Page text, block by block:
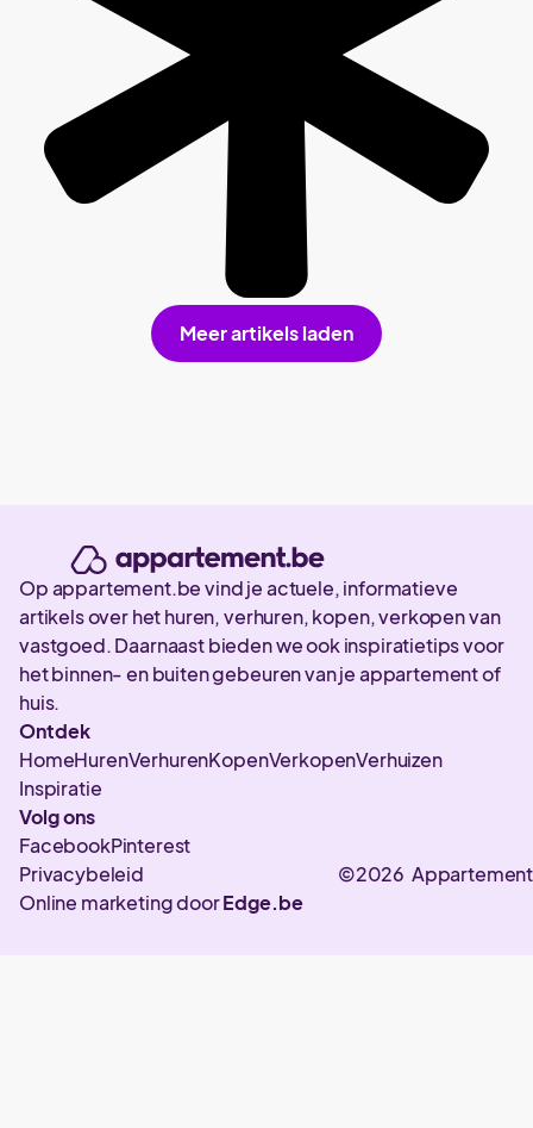
Meer artikels laden
Op appartement.be vind je actuele, informatieve
artikels over het huren, verhuren, kopen, verkopen van
vastgoed. Daarnaast bieden we ook inspiratietips voor
het binnen- en buiten gebeuren van je appartement of
huis.
Ontdek
HomeHurenVerhurenKopenVerkopenVerhuizen
Inspiratie
Volg ons
FacebookPinterest
©2026
Privacybeleid
Online marketing doorEdge.be